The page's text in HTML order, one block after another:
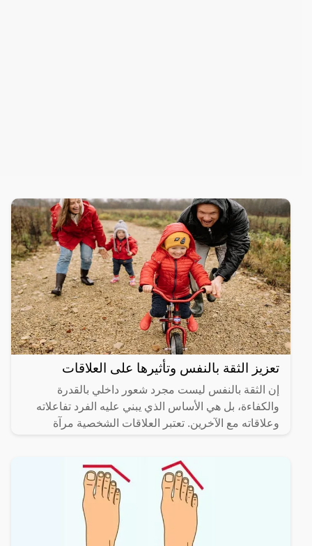
تعزيز الثقة بالنفس وتأثيرها على العلاقات
إن الثقة بالنفس ليست مجرد شعور داخلي بالقدرة
والكفاءة، بل هي الأساس الذي يبني عليه الفرد تفاعلاته
وعلاقاته مع الآخرين. تعتبر العلاقات الشخصية مرآة